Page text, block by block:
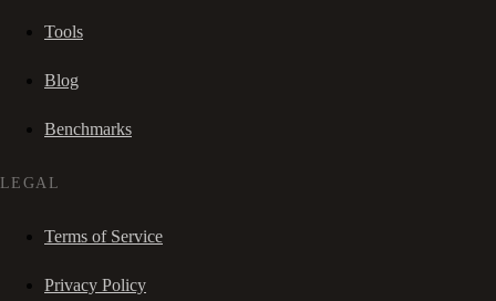
Tools
Blog
Benchmarks
LEGAL
Terms of Service
Privacy Policy